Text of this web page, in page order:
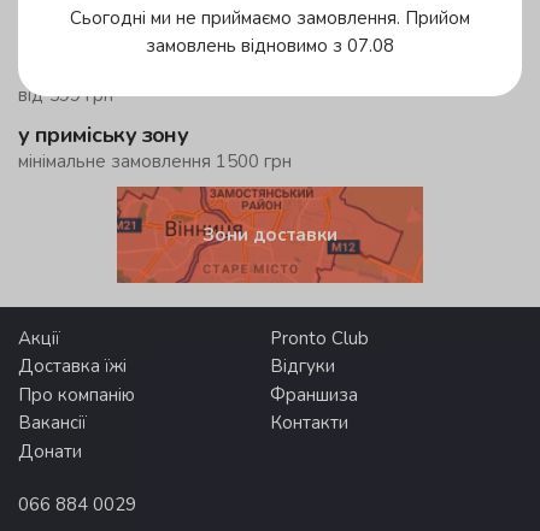
у жовтій зоні
безкоштовна доставка
від 599 грн
у приміську зону
мінімальне замовлення 1500 грн
Зони доставки
Акції
Pronto Club
Доставка їжі
Відгуки
Про компанію
Франшиза
Вакансії
Контакти
Донати
066 884 0029
Сьогодні ми не приймаємо замовлення. Прийом
замовлень відновимо з 07.08